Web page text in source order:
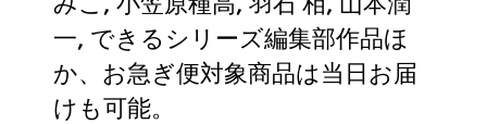
一, できるシリーズ編集部作品ほ
か、お急ぎ便対象商品は当日お届
けも可能。